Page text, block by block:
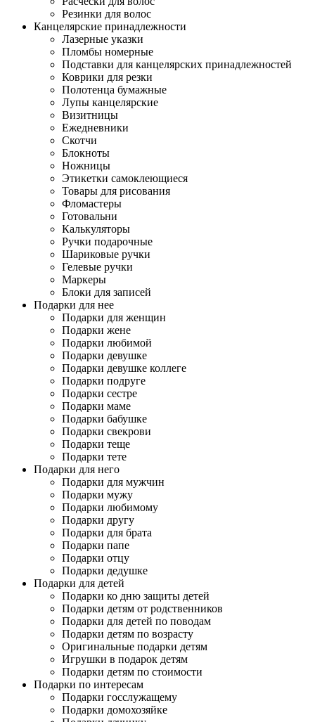
Резинки для волос
Канцелярские принадлежности
Лазерные указки
Пломбы номерные
Подставки для канцелярских принадлежностей
Коврики для резки
Полотенца бумажные
Лупы канцелярские
Визитницы
Ежедневники
Скотчи
Блокноты
Ножницы
Этикетки самоклеющиеся
Товары для рисования
Фломастеры
Готовальни
Калькуляторы
Ручки подарочные
Шариковые ручки
Гелевые ручки
Маркеры
Блоки для записей
Подарки для нее
Подарки для женщин
Подарки жене
Подарки любимой
Подарки девушке
Подарки девушке коллеге
Подарки подруге
Подарки сестре
Подарки маме
Подарки бабушке
Подарки свекрови
Подарки теще
Подарки тете
Подарки для него
Подарки для мужчин
Подарки мужу
Подарки любимому
Подарки другу
Подарки для брата
Подарки папе
Подарки отцу
Подарки дедушке
Подарки для детей
Подарки ко дню защиты детей
Подарки детям от родственников
Подарки для детей по поводам
Подарки детям по возрасту
Оригинальные подарки детям
Игрушки в подарок детям
Подарки детям по стоимости
Подарки по интересам
Подарки госслужащему
Подарки домохозяйке